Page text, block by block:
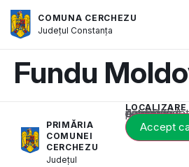
COMUNA CERCHEZU
JudețulConstanța
Fundu
PRIMĂRIA
COMUNEI
CERCHEZU
Județul
LOCALIZARE
Acest conținut este blocat până când acceptați categoria corespunzătoare de cookie-uri.
Accept